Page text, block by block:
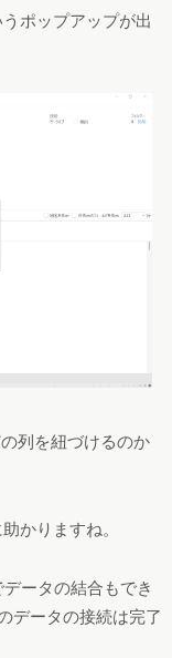
ポップアップが出
列を紐づけるのか
かりますね。
ータの結合もでき
データの接続は完了